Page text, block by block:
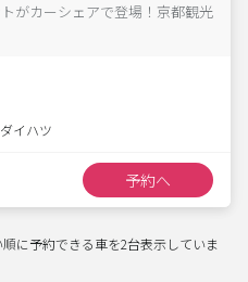
がカーシェアで登場！京都観光
イハツ
予約へ
に予約できる車を2台表示していま